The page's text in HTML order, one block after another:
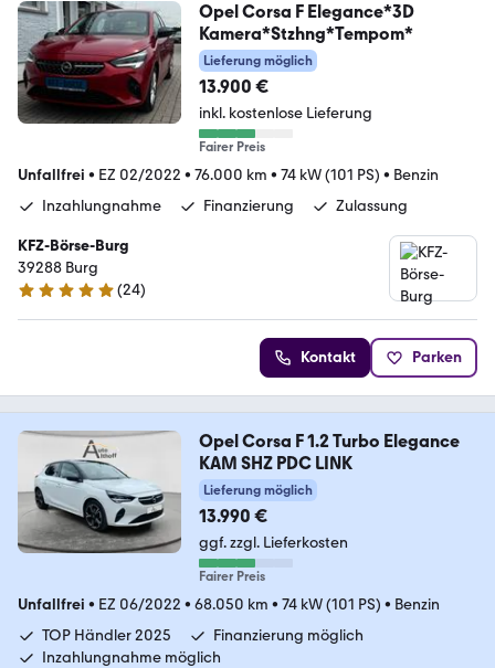
Opel Corsa F Elegance*3D
Kamera*Stzhng*Tempom*
Lieferung möglich
13.900 €
inkl. kostenlose Lieferung
Fairer Preis
Unfallfrei • EZ 02/2022 • 76.000 km • 74 kW (101 PS) • Benzin
Inzahlungnahme
Finanzierung Zulassung
KFZ-Börse-Burg
39288 Burg
5 Sterne
(24)
Kontakt Parken
Opel Corsa F 1.2 Turbo Elegance
KAM SHZ PDC LINK
Lieferung möglich
13.990 €
ggf. zzgl. Lieferkosten
Fairer Preis
Unfallfrei • EZ 06/2022 • 68.050 km • 74 kW (101 PS) • Benzin
TOP Händler 2025
Finanzierung möglich
Inzahlungnahme möglich